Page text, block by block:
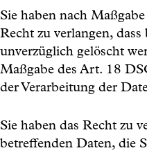
Sie haben nach
Recht zu verlangen,
unverzüglich gelöscht
Maßgabe des Art. 18
der Verarbeitung der
Sie haben das Recht zu
betreffenden Daten, die